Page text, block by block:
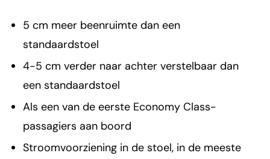
5 cm meer beenruimte dan een
standaardstoel
4-5 cm verder naar achter verstelbaar dan
een standaardstoel
Als een van de eerste Economy Class-
passagiers aan boord
Stroomvoorziening in de stoel, in de meeste